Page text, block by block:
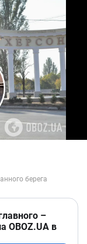
–
OBOZ.UA в